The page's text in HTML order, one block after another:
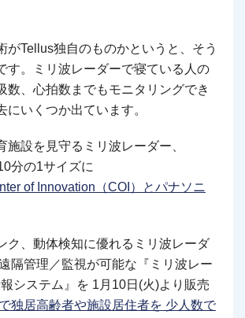
がTellus独自のものかというと、そう
す。ミリ波レーダーで寝ている人の
数、心拍数までもモニタリングでき
にいくつか出ています。
施設を見守るミリ波レーダー、
分の1サイズに
of Innovation（COI）とパナソニ
ク、動体検知に優れるミリ波レーダ
隔管理／監視が可能な『ミリ波レー
システム』を 1月10日(火)より販売
独居高齢者や施設居住者を 少人数で